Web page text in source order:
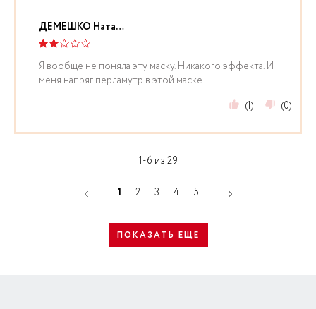
ДЕМЕШКО Наталья
Я вообще не поняла эту маску. Никакого эффекта. И
меня напряг перламутр в этой маске.
(1)
(0)
1-6 из 29
1 2 3 4 5
ПОКАЗАТЬ ЕЩЕ